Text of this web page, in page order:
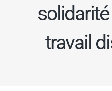
travail